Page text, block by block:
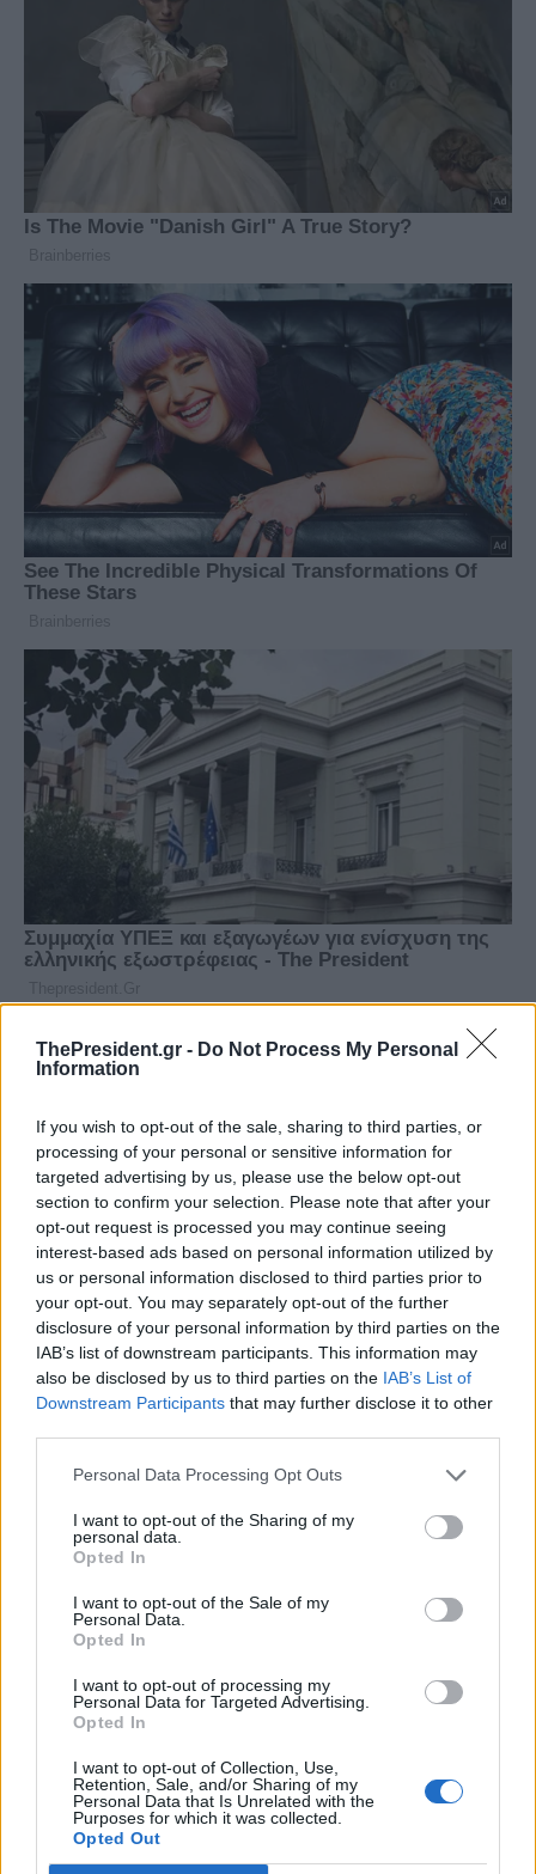
ThePresident.gr - Do Not Process My Personal
Information
If you wish to opt-out of the sale, sharing to third parties, or
processing of your personal or sensitive information for
targeted advertising by us, please use the below opt-out
section to confirm your selection. Please note that after your
opt-out request is processed you may continue seeing
interest-based ads based on personal information utilized by
us or personal information disclosed to third parties prior to
your opt-out. You may separately opt-out of the further
disclosure of your personal information by third parties on the
IAB’s list of downstream participants. This information may
also be disclosed by us to third parties on the IAB’s List of
Downstream Participants that may further disclose it to other
Personal Data Processing Opt Outs
I want to opt-out of the Sharing of my
personal data.
Opted In
I want to opt-out of the Sale of my
Personal Data.
Opted In
I want to opt-out of processing my
Personal Data for Targeted Advertising.
Opted In
I want to opt-out of Collection, Use,
Retention, Sale, and/or Sharing of my
Personal Data that Is Unrelated with the
Purposes for which it was collected.
Opted Out